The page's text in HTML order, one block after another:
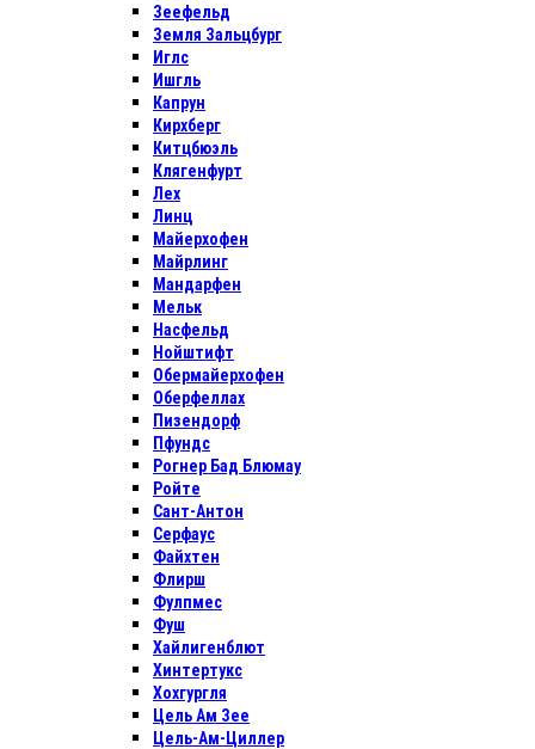
Зеефельд
Земля Зальцбург
Иглс
Ишгль
Капрун
Кирхберг
Китцбюэль
Клягенфурт
Лех
Линц
Майерхофен
Майрлинг
Мандарфен
Мельк
Насфельд
Нойштифт
Обермайерхофен
Оберфеллах
Пизендорф
Пфундс
Рогнер Бад Блюмау
Ройте
Сант-Антон
Серфаус
Файхтен
Флирш
Фулпмес
Фуш
Хайлигенблют
Хинтертукс
Хохгургля
Цель Ам Зее
Цель-Ам-Циллер